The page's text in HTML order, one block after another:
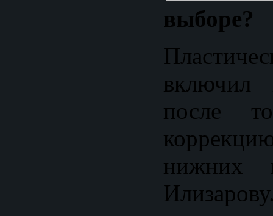
выборе?
включил
после
нижних